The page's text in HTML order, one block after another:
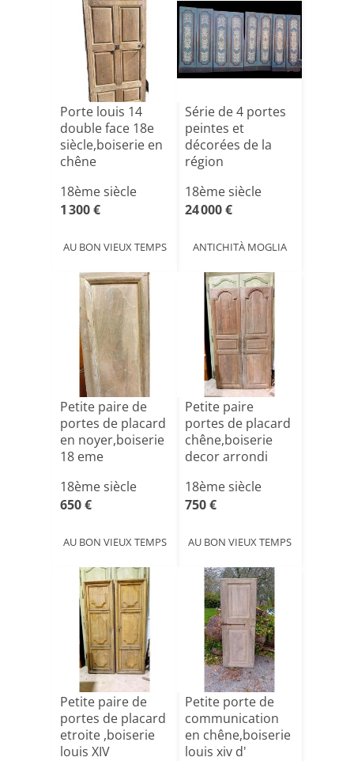
Porte louis 14
double face 18e
siècle,boiserie en
chêne
18ème siècle
1 300 €
AU BON VIEUX TEMPS
Série de 4 portes
peintes et
décorées de la
région
18ème siècle
24 000 €
ANTICHITÀ MOGLIA
Petite paire de
portes de placard
en noyer,boiserie
18 eme
18ème siècle
650 €
AU BON VIEUX TEMPS
Petite paire
portes de placard
chêne,boiserie
decor arrondi
18ème siècle
750 €
AU BON VIEUX TEMPS
Petite paire de
portes de placard
etroite ,boiserie
louis XIV
Petite porte de
communication
en chêne,boiserie
louis xiv d'